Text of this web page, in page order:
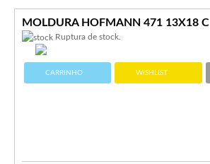
MOLDURA HOFMANN 471 13X18 C
Ruptura de stock.
CARRINHO WISHLIST